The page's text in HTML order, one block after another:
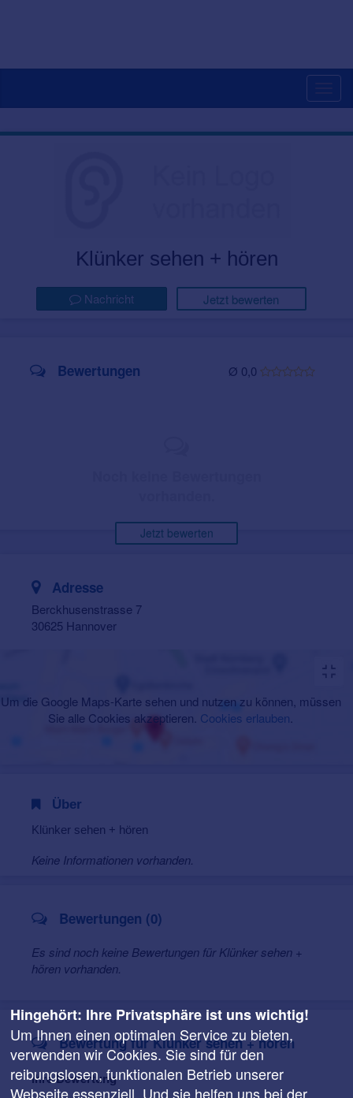
Klünker sehen + hören
Nachricht Jetzt bewerten
Ø 0,0
Bewertungen
Jetzt bewerten
Adresse
Berckhusenstrasse 7
30625 Hannover
Um die Google Maps-Karte sehen und nutzen zu können, müssen
Sie alle Cookies akzeptieren. Cookies erlauben
Über
Klünker sehen + hören
Keine Informationen vorhanden.
Bewertungen (0)
Es sind noch keine Bewertungen für Klünker sehen +
hören vorhanden.
Bewertung für Klünker sehen + hören
Ihre Bewertung
Hingehört: Ihre Privatsphäre ist uns wichtig!
Um Ihnen einen optimalen Service zu bieten,
verwenden wir Cookies. Sie sind für den
reibungslosen, funktionalen Betrieb unserer
Webseite essenziell. Und sie helfen uns bei der